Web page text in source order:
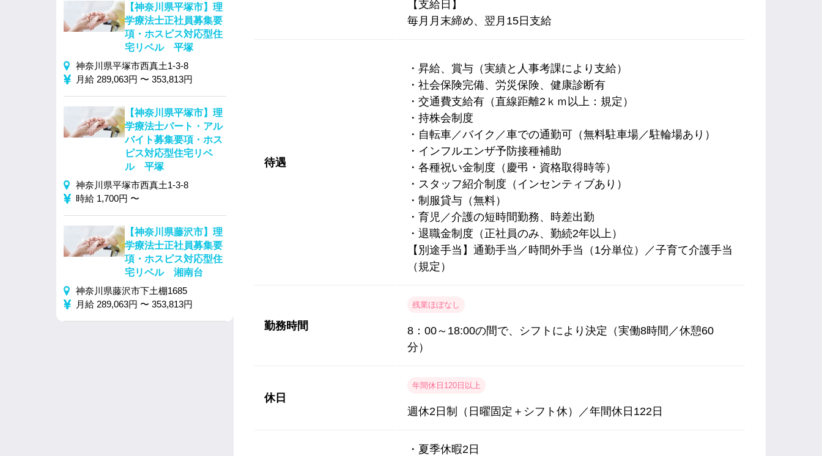
【支給日】
毎月月末締め、翌月15日支給
待遇
・昇給、賞与（実績と人事考課により支給）
・社会保険完備、労災保険、健康診断有
・交通費支給有（直線距離2ｋｍ以上：規定）
・持株会制度
・自転車／バイク／車での通勤可（無料駐車場／駐輪場あり）
・インフルエンザ予防接種補助
・各種祝い金制度（慶弔・資格取得時等）
・スタッフ紹介制度（インセンティブあり）
・制服貸与（無料）
・育児／介護の短時間勤務、時差出勤
・退職金制度（正社員のみ、勤続2年以上）
【別途手当】通勤手当／時間外手当（1分単位）／子育て介護手当
（規定）
勤務時間
残業ほぼなし
8：00～18:00の間で、シフトにより決定（実働8時間／休憩60
分）
休日
年間休日120日以上
週休2日制（日曜固定＋シフト休）／年間休日122日
・夏季休暇2日
【神奈川県平塚市】理
学療法士正社員募集要
項・ホスピス対応型住
宅リベル 平塚
神奈川県平塚市西真土1-3-8
月給 289,063円 〜 353,813円
【神奈川県平塚市】理
学療法士パート・アル
バイト募集要項・ホス
ピス対応型住宅リベ
ル 平塚
神奈川県平塚市西真土1-3-8
時給 1,700円 〜
【神奈川県藤沢市】理
学療法士正社員募集要
項・ホスピス対応型住
宅リベル 湘南台
神奈川県藤沢市下土棚1685
月給 289,063円 〜 353,813円